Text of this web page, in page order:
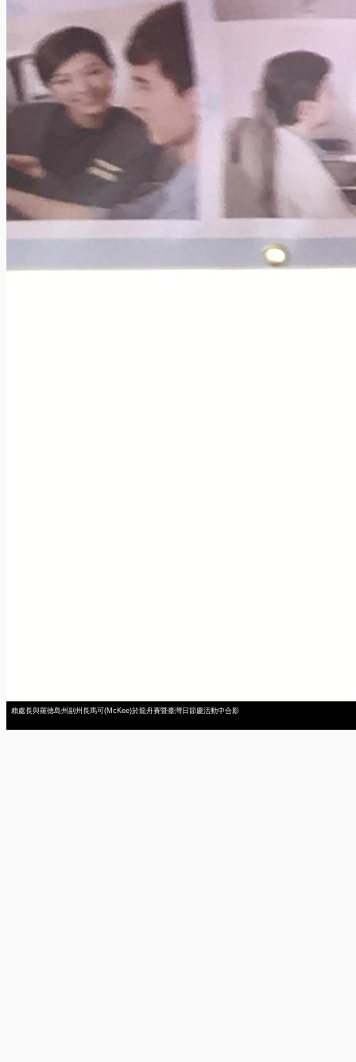
賴處長與羅德島州副州長馬可(McKee)於龍舟賽暨臺灣日節慶活動中合影